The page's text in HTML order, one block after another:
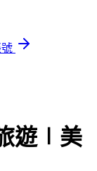
遊∣美